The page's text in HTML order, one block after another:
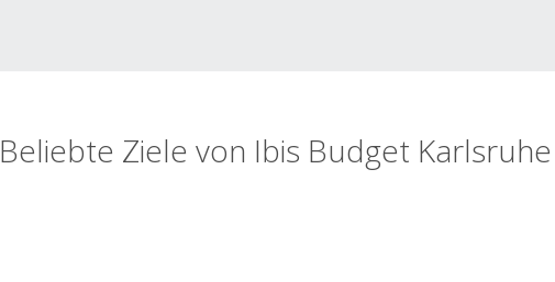
Beliebte Ziele von Ibis Budget Karlsruhe